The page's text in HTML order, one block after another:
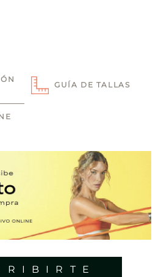
GUÍA DE TALLAS